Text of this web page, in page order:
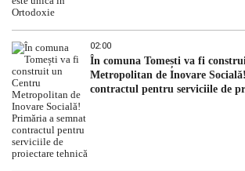
02:00
În comuna Tomești va fi
Metropolitan de Inovare
contractul pentru serviciile de